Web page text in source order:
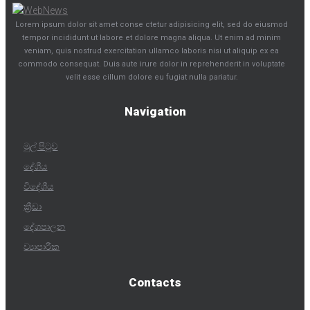
Lorem ipsum dolor sit amet conse ctetur adipisicing elit, sed do eiusmod
tempor incididunt ut labore et dolore magna aliqua. Ut enim ad minim
veniam, quis nostrud exercitation ullamco laboris nisi ut aliquip ex ea
commodo consequat. Duis aute irure dolor in reprehenderit in voluptate
velit esse cillum dolore eu fugiat nulla pariatur.
Navigation
මුල් පිටුව
දේශීය
විදේශීය
ක්‍රීඩා
දේශපාලන
ව්‍යාපාරික
Contacts